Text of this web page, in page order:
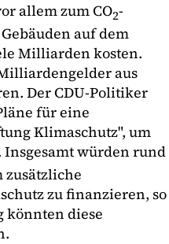
allem zum CO2-
auf dem
Milliarden kosten.
aus
Der CDU-Politiker
für eine
Klimaschutz", um
Insgesamt würden rund
zusätzliche
zu finanzieren, so
könnten diese